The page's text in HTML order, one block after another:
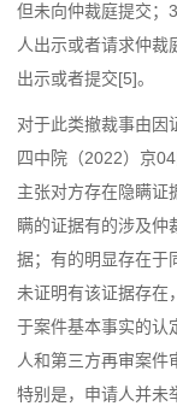
但未向仲裁庭提交；
人出示或者请求仲裁
出示或者提交[5]。
对于此类撤裁事由因
四中院（2022）京
主张对方存在隐瞒证
瞒的证据有的涉及仲
据；有的明显存在于
未证明有该证据存在
于案件基本事实的认
人和第三方再审案件
特别是，申请人并未